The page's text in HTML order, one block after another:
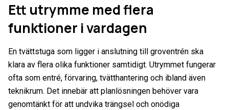
Ett utrymme med flera
funktioner i vardagen
En tvättstuga som ligger i anslutning till groventrén ska
klara av flera olika funktioner samtidigt. Utrymmet fungerar
ofta som entré, förvaring, tvätthantering och ibland även
teknikrum. Det innebär att planlösningen behöver vara
genomtänkt för att undvika trängsel och onödiga